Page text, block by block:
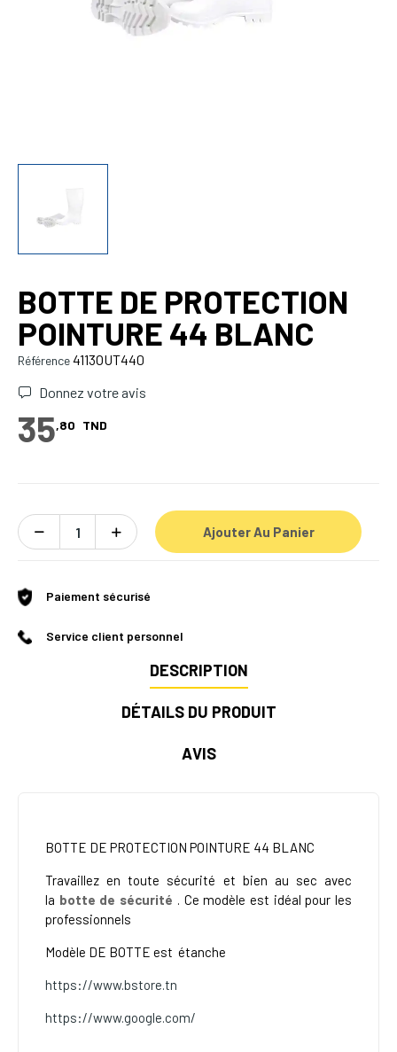
BOTTE DE PROTECTION
POINTURE 44 BLANC
Référence4113OUT440
Donnez votre avis
35,80 TND
Ajouter Au Panier
Paiement sécurisé
Service client personnel
DESCRIPTION
DÉTAILS DU PRODUIT
AVIS
BOTTE DE PROTECTION POINTURE 44 BLANC
Travaillez en toute sécurité et bien au sec avec
la botte de sécurité . Ce modèle est idéal pour les
professionnels
Modèle DE BOTTE est étanche
https://www.bstore.tn
https://www.google.com/